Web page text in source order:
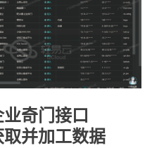
奇门接口
并加工数据